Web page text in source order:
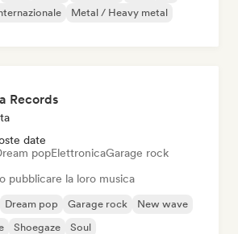
Metal / Heavy metal
Records
date
popElettronicaGarage rock
pubblicare la loro musica
Dream pop Garage rock
New wave
Shoegaze Soul